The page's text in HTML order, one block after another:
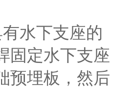
水下支座的
固定水下支座
预埋板，然后